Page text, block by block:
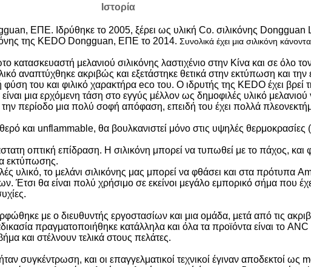
Ιστορία
ΕΠΕ. Ιδρύθηκε το 2005, ξέρει ως υλική Co. σιλικόνης
της KEDO Dongguan, ΕΠΕ το 2014. Συνολικά έχει μια σιλικόνη
μελανιού σιλικόνης λαστιχένιο στην Κίνα και σε όλο
αναπτύχθηκε ακριβώς και εξετάστηκε θετικά στην εκτύπωση και την
του και φιλικό χαρακτήρα eco του. Ο ιδρυτής της KEDO έχει βρεί
είναι μια ερχόμενη τάση στο εγγύς μέλλον ως δημοφιλές υλικό
περίοδο μια πολύ σοφή απόφαση, επειδή του έχει πολλά
και unflammable, θα βουλκανιστεί μόνο στις υψηλές
οπτική επίδραση. Η σιλικόνη μπορεί να τυπωθεί με το πάχος, και
εκτύπωσης.
υλικό, το μελάνι σιλικόνης μας μπορεί να φθάσει και στα πρότυπα
Έτσι θα είναι πολύ χρήσιμο σε εκείνοι μεγάλο εμπορικό σήμα που
με ο διευθυντής εργοστασίων και μια ομάδα, μετά από τις
πραγματοποιήθηκε κατάλληλα και όλα τα προϊόντα είναι το ANC
και στέλνουν τελικά στους πελάτες.
συγκέντρωση, και οι επαγγελματικοί τεχνικοί έγιναν αποδεκτοί ως